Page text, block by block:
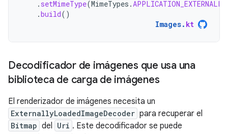
. setMimeType(MimeTypes .
.build()
Images. kt
Decodificador de imágenes que usa una
biblioteca de carga de imágenes
El renderizador de imágenes necesita un
ExternallyLoadedImageDecoder para recuperar el
Bitmap del Uri . Este decodificador se puede